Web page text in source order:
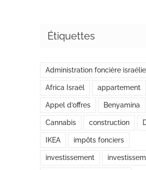
Étiquettes
Administration foncière
Africa Israël appartement
Appel d’offres Benyamina
Cannabis construction
IKEA impôts fonciers
investissement